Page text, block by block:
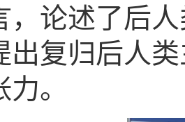
，论述了后
出复归后人
。